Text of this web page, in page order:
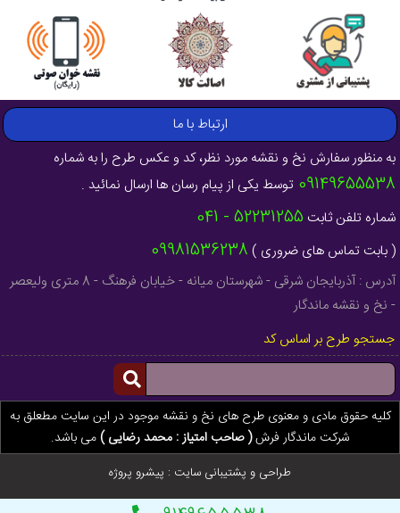
ارتباط با ما
به منظور سفارش نخ و نقشه مورد نظر، کد و عکس طرح را به شماره
09149655538 توسط یکی از پیام رسان ها ارسال نمائید .
شماره تلفن ثابت 52231255 - 041
( بابت تماس های ضروری ) 09981536238
آدرس : آذربایجان شرقی - شهرستان میانه - خیابان فرهنگ - 8 متری ولیعصر
- نخ و نقشه ماندگار
جستجو طرح بر اساس کد
کلیه حقوق مادی و معنوی طرح های نخ و نقشه موجود در این سایت مطعلق به
شرکت ماندگار فرش( صاحب امتیاز : محمد رضایی )می باشد.
طراحی و پشتیبانی سایت : پیشرو پروژه